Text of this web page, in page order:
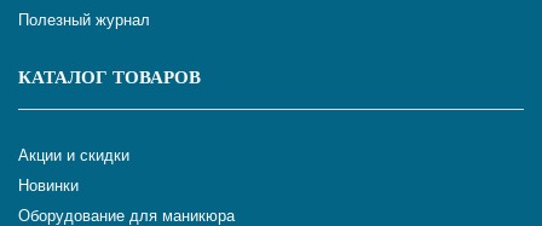
Полезный журнал
КАТАЛОГ ТОВАРОВ
Акции и скидки
Новинки
Оборудование для маникюра